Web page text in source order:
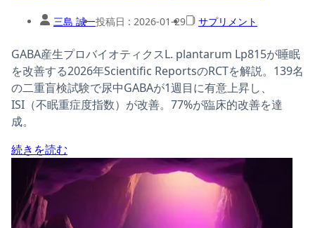
三島 誠一投稿日 : 2026-01-29 サプリメント
GABA産生プロバイオティクスL. plantarum Lp815が睡眠
を改善する2026年Scientific ReportsのRCTを解説。139名
の二重盲検試験で尿中GABAが1週目に有意上昇し、
ISI（不眠重症度指数）が改善。77%が臨床的改善を達
成。
続きを読む